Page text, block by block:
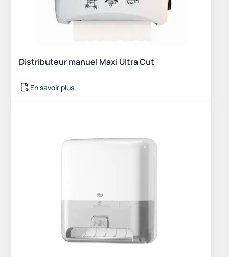
Distributeur manuel Maxi Ultra Cut
En savoir plus